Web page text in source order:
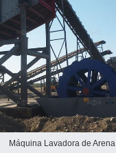
Máquina Lavadora de Arena